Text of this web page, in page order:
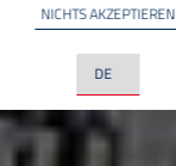
Company, Irland
NICHTS AKZEPTIEREN